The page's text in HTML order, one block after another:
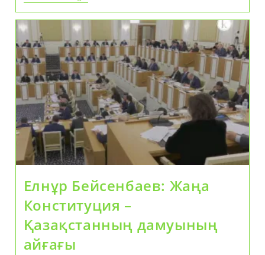
Халықаралық
Міндеттемелерді
Қолданыстағы
Негізінде,
Заң
Талаптарына
Сәйкес
Қолданады
–
Үнзила
Шапақ
Елнұр Бейсенбаев: Жаңа
Конституция –
Қазақстанның дамуының
айғағы